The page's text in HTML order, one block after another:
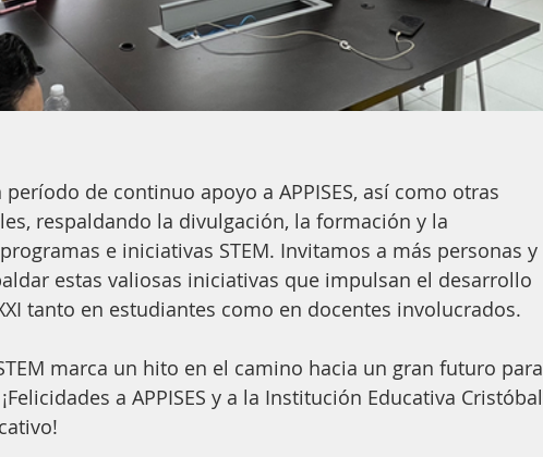
de continuo apoyo a APPISES, así como otras
respaldando la divulgación, la formación y la
e iniciativas STEM. Invitamos a más personas y
estas valiosas iniciativas que impulsan el desarrollo
tanto en estudiantes como en docentes involucrados.
marca un hito en el camino hacia un gran futuro para
a APPISES y a la Institución Educativa Cristóbal